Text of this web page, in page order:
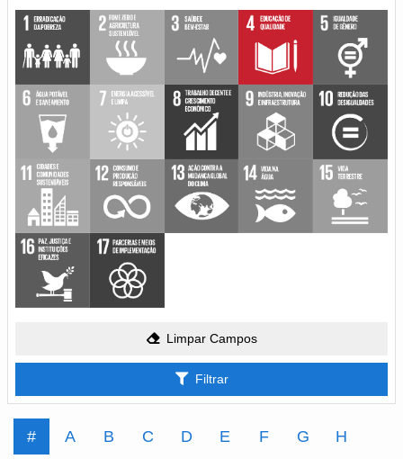
Limpar Campos
Filtrar
# A B C D E F G
H